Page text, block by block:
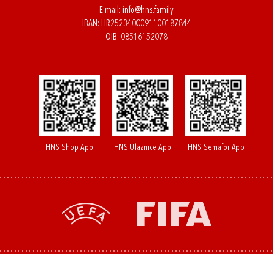
E-mail: info@hns.family
IBAN: HR2523400091100187844
OIB: 08516152078
HNS Shop App HNS Ulaznice App HNS Semafor App